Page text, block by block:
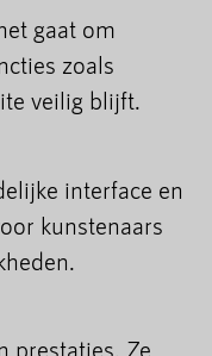
gaat om
zoals
veilig blijft.
interface en
kunstenaars
prestaties. Ze